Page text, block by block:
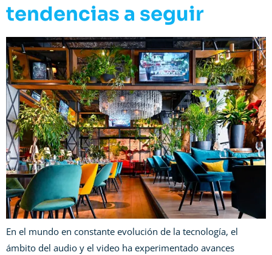
tendencias a seguir
En el mundo en constante evolución de la tecnología, el
ámbito del audio y el video ha experimentado avances